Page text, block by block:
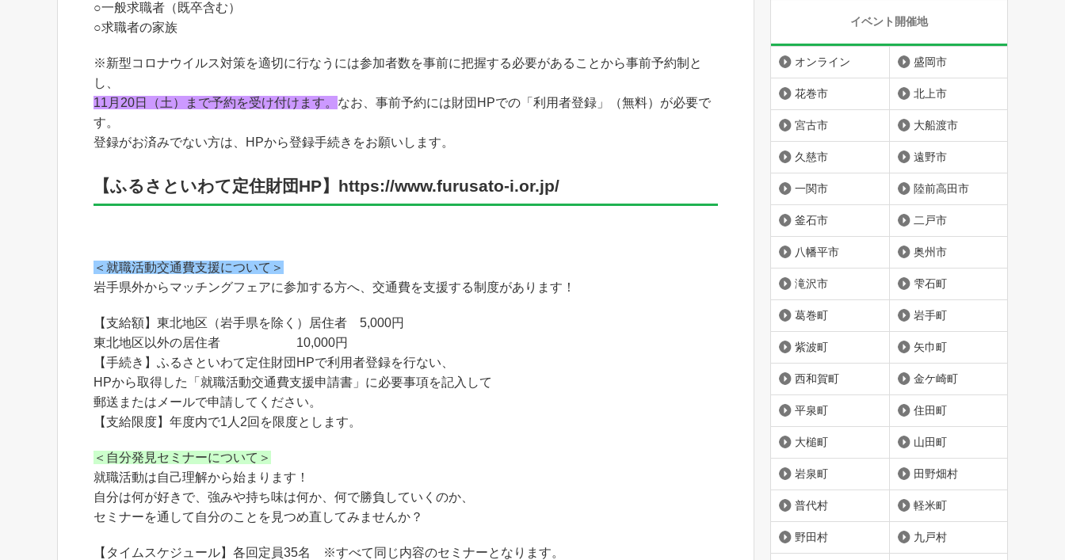
○一般求職者（既卒含む）
○求職者の家族
※新型コロナウイルス対策を適切に行なうには参加者数を事前に把握する必要があることから事前予約制と
し、
11月20日（土）まで予約を受け付けます。 なお、事前予約には財団HPでの「利用者登録」（無料）が必要で
す。
登録がお済みでない方は、HPから登録手続きをお願いします。
【ふるさといわて定住財団HP】https://www.furusato-i.or.jp/
＜就職活動交通費支援について＞
岩手県外からマッチングフェアに参加する方へ、交通費を支援する制度があります！
【支給額】東北地区（岩手県を除く）居住者 5,000円
東北地区以外の居住者 10,000円
【手続き】ふるさといわて定住財団HPで利用者登録を行ない、
HPから取得した「就職活動交通費支援申請書」に必要事項を記入して
郵送またはメールで申請してください。
【支給限度】年度内で1人2回を限度とします。
＜自分発見セミナーについて＞
就職活動は自己理解から始まります！
自分は何が好きで、強みや持ち味は何か、何で勝負していくのか、
セミナーを通して自分のことを見つめ直してみませんか？
【タイムスケジュール】各回定員35名 ※すべて同じ内容のセミナーとなります。
イベント開催地
オンライン 盛岡市
花巻市 北上市
宮古市 大船渡市
久慈市 遠野市
一関市 陸前高田市
釜石市 二戸市
八幡平市 奥州市
滝沢市 雫石町
葛巻町 岩手町
紫波町 矢巾町
西和賀町 金ケ崎町
平泉町 住田町
大槌町 山田町
岩泉町 田野畑村
普代村 軽米町
野田村 九戸村